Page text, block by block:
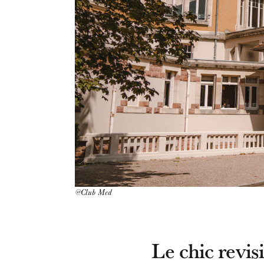
@Club Med
Le chic